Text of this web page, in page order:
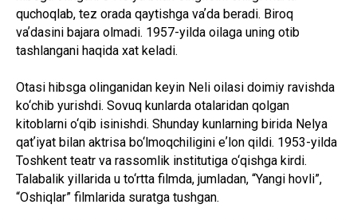
quchoqlab, tez orada qaytishga vaʼda beradi. Biroq
vaʼdasini bajara olmadi. 1957-yilda oilaga uning otib
tashlangani haqida xat keladi.
Otasi hibsga olinganidan keyin Neli oilasi doimiy ravishda
ko‘chib yurishdi. Sovuq kunlarda otalaridan qolgan
kitoblarni o‘qib isinishdi. Shunday kunlarning birida Nelya
qatʼiyat bilan aktrisa bo‘lmoqchiligini eʼlon qildi. 1953-yilda
Toshkent teatr va rassomlik institutiga o‘qishga kirdi.
Talabalik yillarida u to‘rtta filmda, jumladan, “Yangi hovli”,
“Oshiqlar” filmlarida suratga tushgan.